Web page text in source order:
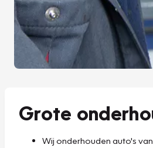
Grote
Wij onderhouden auto's